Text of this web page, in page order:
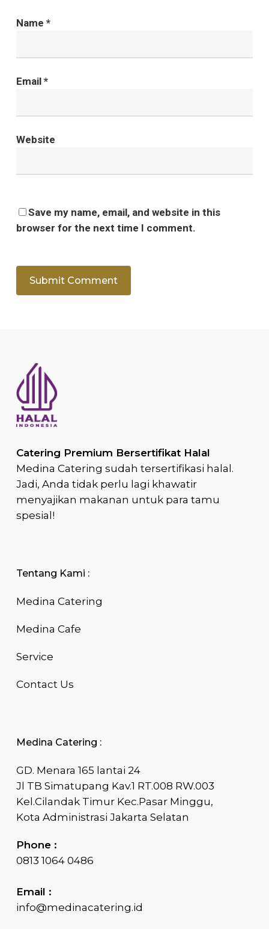
Name *
Email *
Website
Save my name, email, and website in this
browser for the next time I comment.
Catering Premium Bersertifikat Halal
Medina Catering sudah tersertifikasi halal.
Jadi, Anda tidak perlu lagi khawatir
menyajikan makanan untuk para tamu
spesial!
Tentang Kami :
Medina Catering
Medina Cafe
Service
Contact Us
Medina Catering :
GD. Menara 165 lantai 24
Jl TB Simatupang Kav.1 RT.008 RW.003
Kel.Cilandak Timur Kec.Pasar Minggu,
Kota Administrasi Jakarta Selatan
Phone :
0813 1064 0486
Email :
info@medinacatering.id